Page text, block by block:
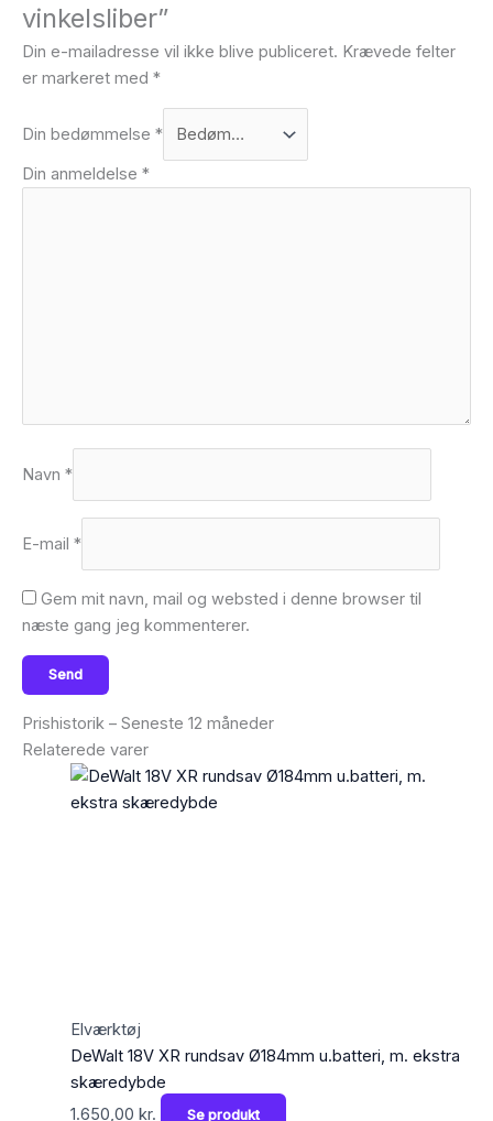
vinkelsliber”
Din e-mailadresse vil ikke blive publiceret. Krævede felter
er markeret med *
Din bedømmelse *
Din anmeldelse *
Navn *
E-mail *
Gem mit navn, mail og websted i denne browser til
næste gang jeg kommenterer.
Prishistorik – Seneste 12 måneder
Relaterede varer
Elværktøj
DeWalt 18V XR rundsav Ø184mm u.batteri, m. ekstra
skæredybde
1.650,00 kr. Se produkt